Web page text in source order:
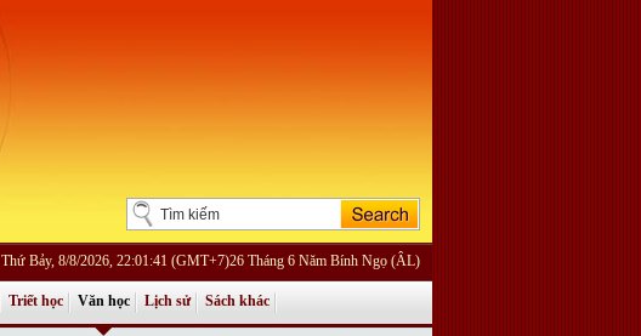
Thứ Bảy, 8/8/2026, 22:01:41 (GMT+7)26 Tháng 6 Năm Bính Ngọ (ÂL)
Triết học Văn học Lịch sử Sách khác